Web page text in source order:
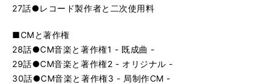
27話●レコード製作者と二次使用料
■CMと著作権
28話●CM音楽と著作権1 - 既成曲 -
29話●CM音楽と著作権2 - オリジナル -
30話●CM音楽と著作権3 - 局制作CM -